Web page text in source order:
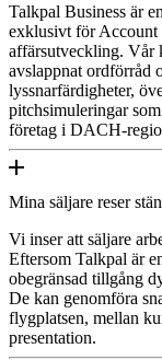
Talkpal Business är
exklusivt för Account
affärsutveckling. Vår
avslappnat ordförråd
lyssnarfärdigheter,
pitchsimuleringar
företag i DACH-
Mina säljare reser
Vi inser att säljare
Eftersom Talkpal är
obegränsad tillgång
De kan genomföra
flygplatsen, mellan
presentation.